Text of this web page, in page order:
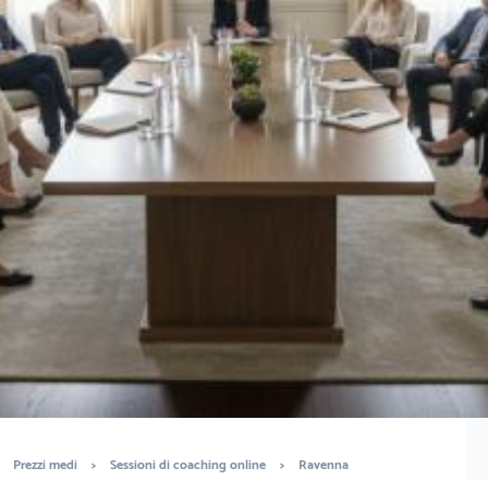
Il costo medio per sessioni di coaching online
va da50€ a 200€
Vuoi sapere il prezzo preciso per sessioni di coaching online?
Ottieni preventivi gratuiti.
È completamente gratuito
Trova life coach e mental coach
Prezzi medi > Sessioni di coaching online > Ravenna